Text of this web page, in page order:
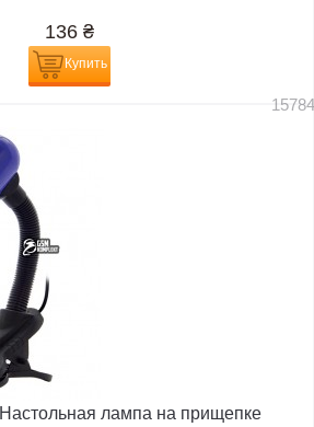
136 ₴
Купить
Настольная лампа на прищепке